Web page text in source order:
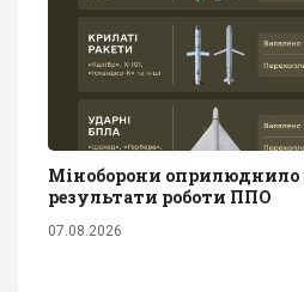
Міноборони оприлюднило
результати роботи ППО
07.08.2026